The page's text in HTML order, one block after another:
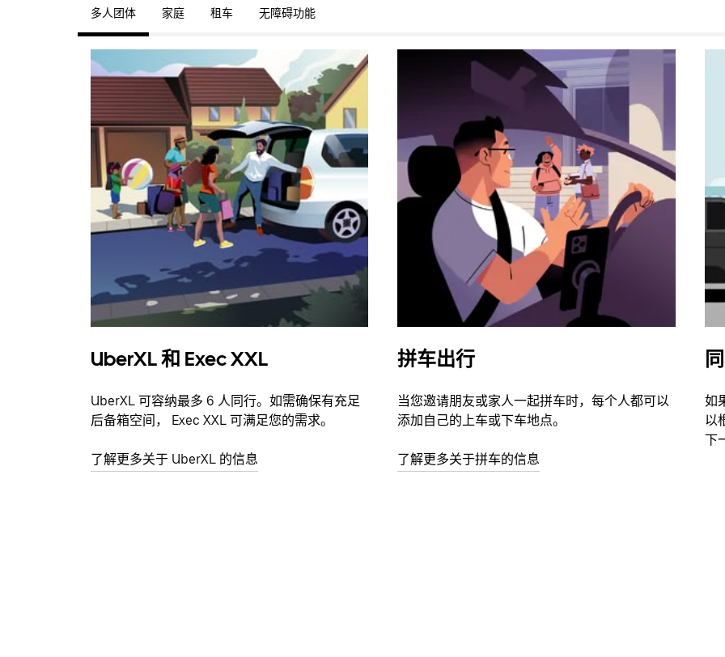
多人团体 家庭 租车 无障碍功能
UberXL 和 Exec XXL
UberXL 可容纳最多 6 人同行。如需确保有充足
后备箱空间， Exec XXL 可满足您的需求。
了解更多关于 UberXL 的信息
拼车出行
当您邀请朋友或家人一起拼车时，每个人都可以
添加自己的上车或下车地点。
了解更多关于拼车的信息
如
以
下